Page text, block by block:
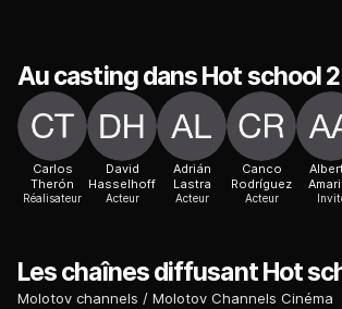
Au casting dans Hot school 2
Carlos
Therón
Réalisateur
David
Hasselhoff
Acteur
Adrián
Lastra
Acteur
Canco
Rodríguez
Acteur
Les chaînes diffusant Hot
Molotov channels Molotov Channels Cinéma